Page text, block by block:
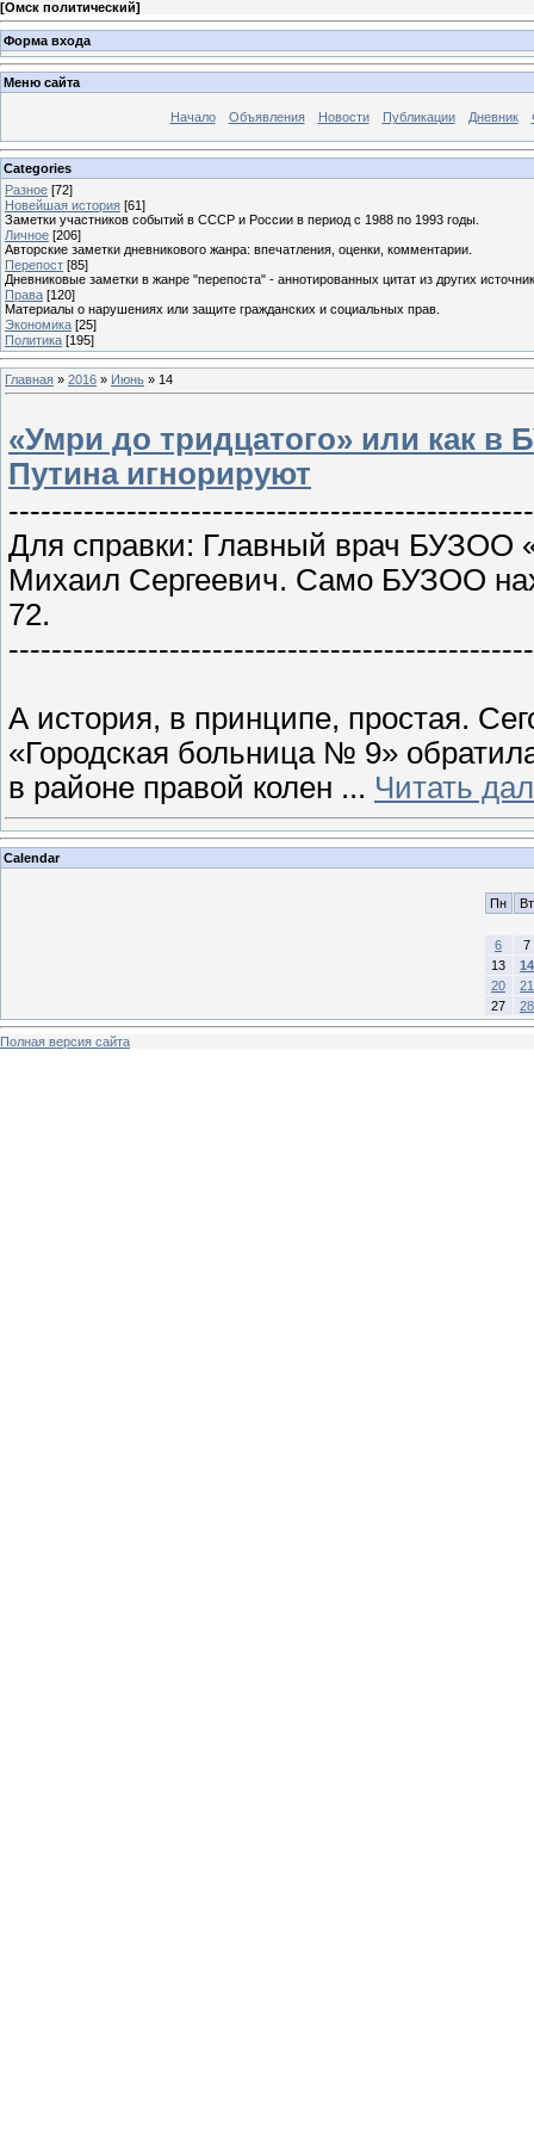
[Омск политический]
Форма входа
Меню сайта
Начало Объявления Новости Публикации Дневник
Categories
Разное [72]
Новейшая история [61]
Заметки участников событий в СССР и России в период с 1988 по 1993 годы.
Личное [206]
Авторские заметки дневникового жанра: впечатления, оценки, комментарии.
Перепост [85]
Дневниковые заметки в жанре "перепоста" - аннотированных цитат из других
Права [120]
Материалы о нарушениях или защите гражданских и социальных прав.
Экономика [25]
Политика [195]
Главная » 2016 » Июнь » 14
«Умри до тридцатого» или как
Путина игнорируют
Для справки: Главный врач БУЗОО
Михаил Сергеевич. Само БУЗОО
72.
А история, в принципе, простая.
«Городская больница № 9»
в районе правой колен ... Читать
Calendar
Пн Вт
6
7
13
14
20
21
27
28
Полная версия сайта